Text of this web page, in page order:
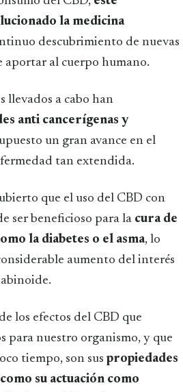
la medicina
descubrimiento de nuevas
aportar al cuerpo humano.
llevados a cabo han
anti cancerígenas y
un gran avance en el
tan extendida.
que el uso del CBD con
ser beneficioso para la cura de
la diabetes o el asma, lo
aumento del interés
los efectos del CBD que
para nuestro organismo, y que
tiempo, son suspropiedades
su actuación como